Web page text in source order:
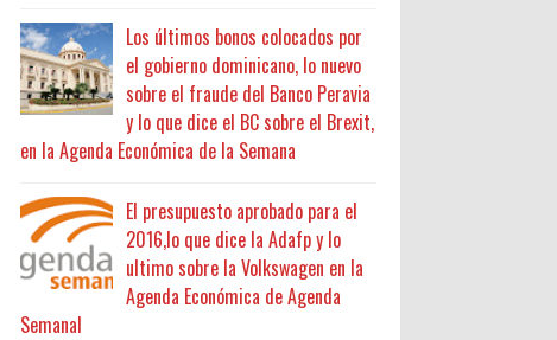
Los últimos bonos colocados por
el gobierno dominicano, lo nuevo
sobre el fraude del Banco Peravia
y lo que dice el BC sobre el Brexit,
en la Agenda Económica de la Semana
El presupuesto aprobado para el
2016,lo que dice la Adafp y lo
ultimo sobre la Volkswagen en la
Agenda Económica de Agenda
Semanal